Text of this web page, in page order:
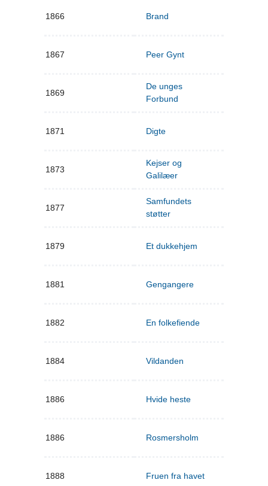
1866 Brand
1867 Peer Gynt
1869
De unges
Forbund
1871 Digte
1873
Kejser og
Galilæer
1877
Samfundets
støtter
1879 Et dukkehjem
1881 Gengangere
1882 En folkefiende
1884 Vildanden
1886 Hvide heste
1886 Rosmersholm
1888 Fruen fra havet